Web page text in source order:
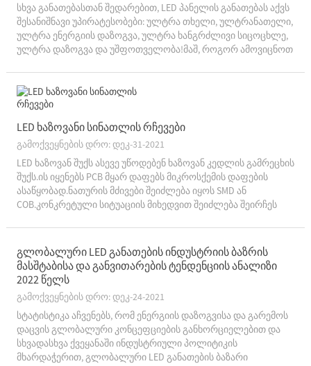
სხვა განათებასთან შედარებით, LED პანელის განათებას აქვს
შესანიშნავი უპირატესობები: ულტრა თხელი, ულტრანათელი,
ულტრა ენერგიის დაზოგვა, ულტრა ხანგრძლივი სიცოცხლე,
ულტრა დაზოგვა და უშფოთველობა!მაშ, როგორ ამოვიცნოთ
სიმძლავრის კოეფიციენტს": დაბალი სიმძლავრის
კოეფიციენტი ნიშნავს, რომ ტ...
LED ხაზოვანი სინათლის რჩევები
გამოქვეყნების დრო: დეკ-31-2021
LED ხაზოვან შუქს ასევე უწოდებენ ხაზოვან კედლის გამრეცხის
შუქს.ის იყენებს PCB მყარ დაფებს მიკროსქემის დაფების
ასაწყობად.ნათურის მძივები შეიძლება იყოს SMD ან
COB.კონკრეტული სიტუაციის მიხედვით შეიძლება შეირჩეს
გაგაცნობთ მეტი ხაზოვანი განათების შესახებ...
გლობალური LED განათების ინდუსტრიის ბაზრის
მასშტაბისა და განვითარების ტენდენციის ანალიზი
2022 წელს
გამოქვეყნების დრო: დეკ-24-2021
სტატისტიკა აჩვენებს, რომ ენერგიის დაზოგვისა და გარემოს
დაცვის გლობალური კონცეფციების განხორციელებით და
სხვადასხვა ქვეყანაში ინდუსტრიული პოლიტიკის
მხარდაჭერით, გლობალური LED განათების ბაზარი